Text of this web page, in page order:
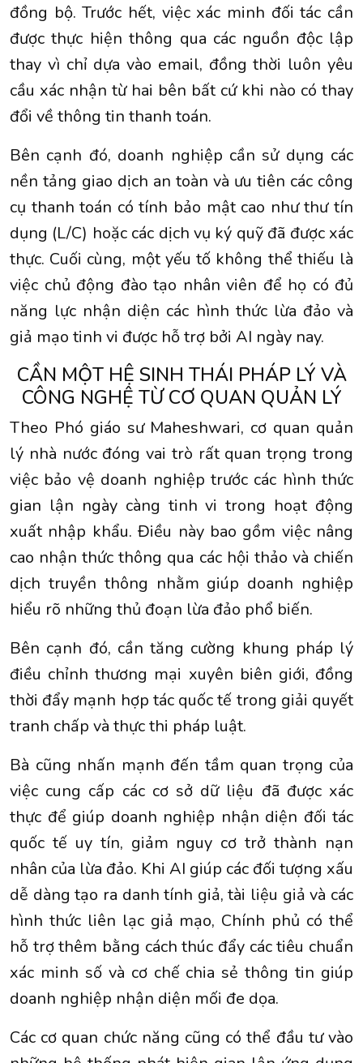
đồng bộ. Trước hết, việc xác minh đối tác cần
được thực hiện thông qua các nguồn độc lập
thay vì chỉ dựa vào email, đồng thời luôn yêu
cầu xác nhận từ hai bên bất cứ khi nào có thay
đổi về thông tin thanh toán.
Bên cạnh đó, doanh nghiệp cần sử dụng các
nền tảng giao dịch an toàn và ưu tiên các công
cụ thanh toán có tính bảo mật cao như thư tín
dụng (L/C) hoặc các dịch vụ ký quỹ đã được xác
thực. Cuối cùng, một yếu tố không thể thiếu là
việc chủ động đào tạo nhân viên để họ có đủ
năng lực nhận diện các hình thức lừa đảo và
giả mạo tinh vi được hỗ trợ bởi AI ngày nay.
CẦN MỘT HỆ SINH THÁI PHÁP LÝ VÀ
CÔNG NGHỆ TỪ CƠ QUAN QUẢN LÝ
Theo Phó giáo sư Maheshwari, cơ quan quản
lý nhà nước đóng vai trò rất quan trọng trong
việc bảo vệ doanh nghiệp trước các hình thức
gian lận ngày càng tinh vi trong hoạt động
xuất nhập khẩu. Điều này bao gồm việc nâng
cao nhận thức thông qua các hội thảo và chiến
dịch truyền thông nhằm giúp doanh nghiệp
hiểu rõ những thủ đoạn lừa đảo phổ biến.
Bên cạnh đó, cần tăng cường khung pháp lý
điều chỉnh thương mại xuyên biên giới, đồng
thời đẩy mạnh hợp tác quốc tế trong giải quyết
tranh chấp và thực thi pháp luật.
Bà cũng nhấn mạnh đến tầm quan trọng của
việc cung cấp các cơ sở dữ liệu đã được xác
thực để giúp doanh nghiệp nhận diện đối tác
quốc tế uy tín, giảm nguy cơ trở thành nạn
nhân của lừa đảo. Khi AI giúp các đối tượng xấu
dễ dàng tạo ra danh tính giả, tài liệu giả và các
hình thức liên lạc giả mạo, Chính phủ có thể
hỗ trợ thêm bằng cách thúc đẩy các tiêu chuẩn
xác minh số và cơ chế chia sẻ thông tin giúp
doanh nghiệp nhận diện mối đe dọa.
Các cơ quan chức năng cũng có thể đầu tư vào